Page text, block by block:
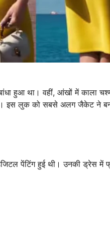
हुआ था। वहीं, आंखों में काला
इस लुक को सबसे अलग जैकेट ने
पेंटिंग हुई थी। उनकी ड्रेस में